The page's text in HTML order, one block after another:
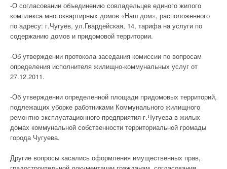
-О согласовании объединению совладельцев единого жилого
комплекса многоквартирных домов «Наш дом», расположенного
по адресу: г.Чугуев, ул.Гвардейская, 14, тарифа на услуги по
содержанию домов и придомовой территории.
-Об утверждении протокола заседания комиссии по вопросам
определения исполнителя жилищно-коммунальных услуг от
27.12.2011.
-Об утверждении определенной площади придомовых территорий,
подлежащих уборке работниками Коммунального жилищного
ремонтно-эксплуатационного предприятия г.Чугуева в жилых
домах коммунальной собственности территориальной громады
города Чугуева.
Другие вопросы касались оформления имущественных прав,